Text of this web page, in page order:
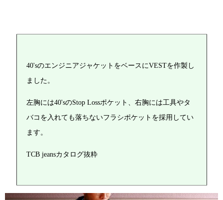
40'sのエンジニアジャケットをベースにVESTを作製し
ました。
左胸には40'sのStop Lossポケット、右胸には工具やタ
バコを入れても落ちないフラシポケットを採用してい
ます。
TCB jeansカタログ抜粋